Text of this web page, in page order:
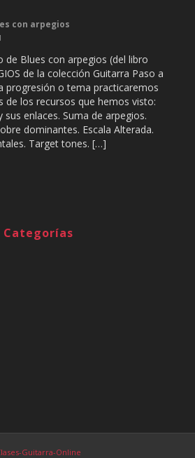
con arpegios
de Blues con arpegios (del libro
de la colección Guitarra Paso a
progresión o tema practicaremos
de los recursos que hemos visto:
enlaces. Suma de arpegios.
dominantes. Escala Alterada.
Target tones. […]
Categorías
Guitarra-Online